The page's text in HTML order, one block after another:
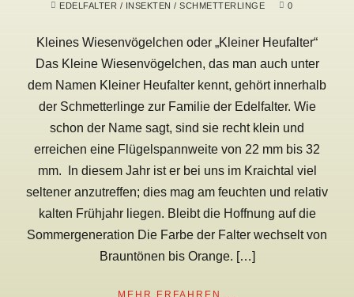
EDELFALTER / INSEKTEN / SCHMETTERLINGE 0
Kleines Wiesenvögelchen oder „Kleiner Heufalter“
Das Kleine Wiesenvögelchen, das man auch unter
dem Namen Kleiner Heufalter kennt, gehört innerhalb
der Schmetterlinge zur Familie der Edelfalter. Wie
schon der Name sagt, sind sie recht klein und
erreichen eine Flügelspannweite von 22 mm bis 32
mm. In diesem Jahr ist er bei uns im Kraichtal viel
seltener anzutreffen; dies mag am feuchten und relativ
kalten Frühjahr liegen. Bleibt die Hoffnung auf die
Sommergeneration Die Farbe der Falter wechselt von
Brauntönen bis Orange. […]
MEHR ERFAHREN ...